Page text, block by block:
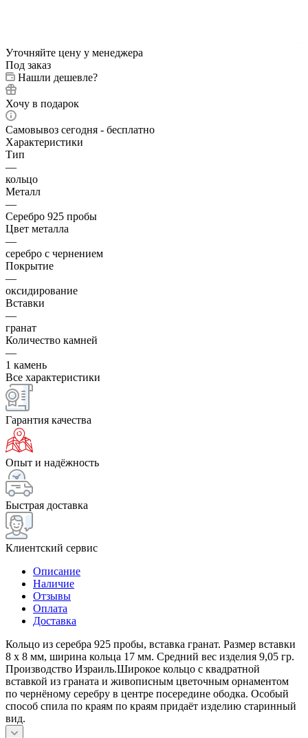
Уточняйте цену у менеджера
Под заказ
Нашли дешевле?
Хочу в подарок
Самовывоз сегодня - бесплатно
Характеристики
Тип
—
кольцо
Металл
—
Серебро 925 пробы
Цвет металла
—
серебро с чернением
Покрытие
—
оксидирование
Вставки
—
гранат
Количество камней
—
1 камень
Все характеристики
Гарантия качества
Опыт и надёжность
Быстрая доставка
Клиентский сервис
Описание
Наличие
Отзывы
Оплата
Доставка
Кольцо из серебра 925 пробы, вставка гранат. Размер вставки
8 х 8 мм, ширина кольца 17 мм. Средний вес изделия 9,05 гр.
Производство Израиль.Широкое кольцо с квадратной
вставкой из граната и живописным цветочным орнаментом
по чернёному серебру в центре посередине ободка. Особый
способ спила по краям по краям придаёт изделию старинный
вид.